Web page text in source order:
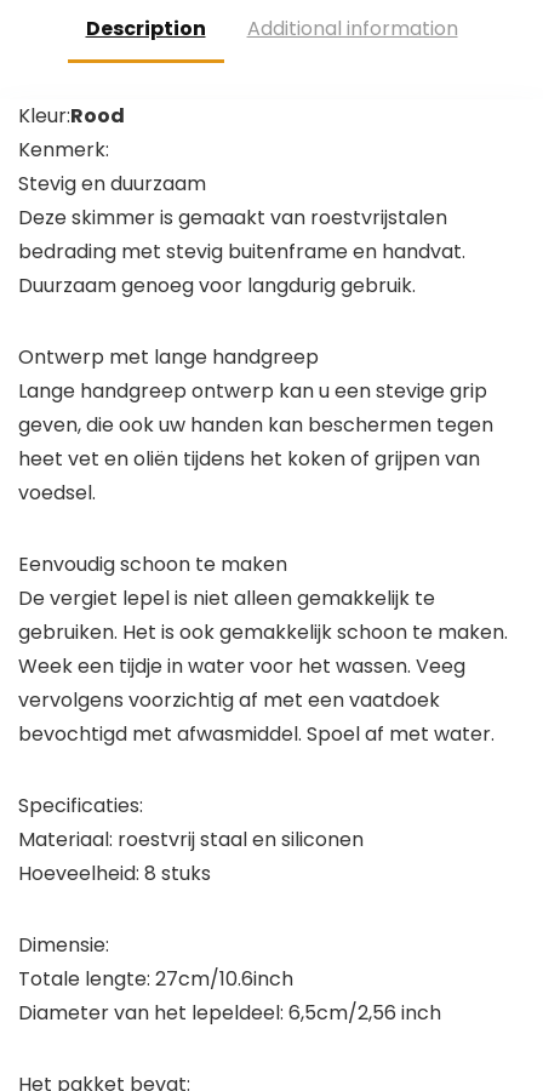
Cutter
Chopper
Mini Spatel
Description Additional information
Kleur:Rood
Kenmerk:
Stevig en duurzaam
Deze skimmer is gemaakt van roestvrijstalen
bedrading met stevig buitenframe en handvat.
Duurzaam genoeg voor langdurig gebruik.
Ontwerp met lange handgreep
Lange handgreep ontwerp kan u een stevige grip
geven, die ook uw handen kan beschermen tegen
heet vet en oliën tijdens het koken of grijpen van
voedsel.
Eenvoudig schoon te maken
De vergiet lepel is niet alleen gemakkelijk te
gebruiken. Het is ook gemakkelijk schoon te maken.
Week een tijdje in water voor het wassen. Veeg
vervolgens voorzichtig af met een vaatdoek
bevochtigd met afwasmiddel. Spoel af met water.
Specificaties:
Materiaal: roestvrij staal en siliconen
Hoeveelheid: 8 stuks
Dimensie:
Totale lengte: 27cm/10.6inch
Diameter van het lepeldeel: 6,5cm/2,56 inch
Het pakket bevat: